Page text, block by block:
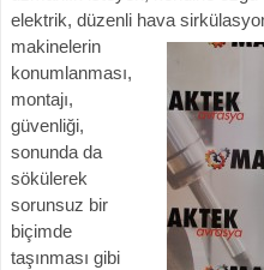
elektrik, düzenli hava
makinelerin
konumlanması,
montajı,
güvenliği,
sonunda da
sökülerek
sorunsuz bir
biçimde
taşınması gibi